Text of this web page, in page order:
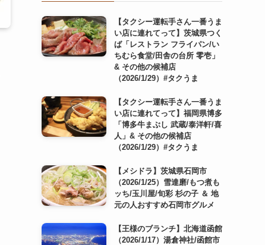
【タクシー運転手さん一番うま
い店に連れてって】茨城県つく
ば「レストラン フライパン/い
ちむら食堂/田舎の台所 零壱」
& その他の候補店
（2026/1/29）#タクうま
【タクシー運転手さん一番うま
い店に連れてって】福岡県博多
「博多牛まぶし 武蔵/泰洋軒/喜
人」& その他の候補店
（2026/1/29）#タクうま
【メシドラ】茨城県石岡市
（2026/1/25）雪達磨/もつ煮も
ッち/玉川屋/旬彩 杉の子 ＆ 地
元の人おすすめ石岡市グルメ
【王様のブランチ】北海道函館
（2026/1/17）湯倉神社/函館市